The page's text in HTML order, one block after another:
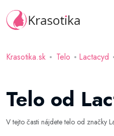
Krasotika.sk Telo Lactacyd
Telo od
V tejto časti nájdete telo od značky